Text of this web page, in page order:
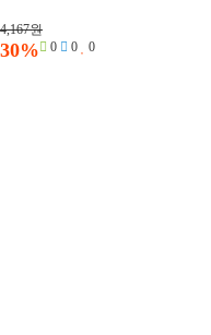
4,167원
30% 0 0 0